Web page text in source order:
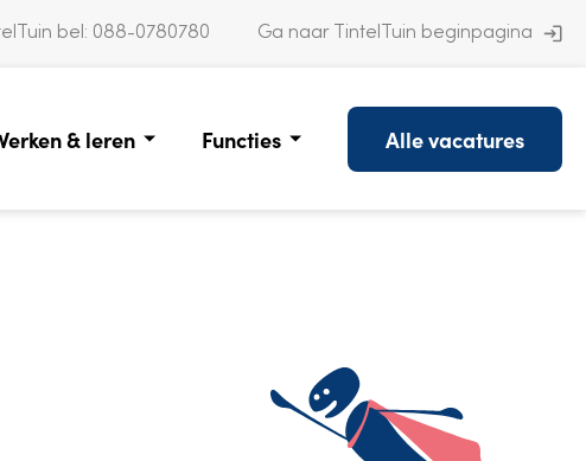
bel: 088-0780780 Ga naar TintelTuin beginpagina
& leren Functies Alle vacatures